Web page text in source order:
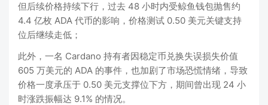
但后续价格持续下行，过去 48 小时内受鲸鱼钱包抛售约
4.4 亿枚 ADA 代币的影响，价格测试 0.50 美元关键支持
位后继续走低；
此外，一名 Cardano 持有者因稳定币兑换失误损失价值
605 万美元的 ADA 的事件，也加剧了市场恐慌情绪，导致
价格一度承压于 0.50 美元支撑位下方，期间曾出现 24 小
时涨跌振幅达 9.1% 的情况。